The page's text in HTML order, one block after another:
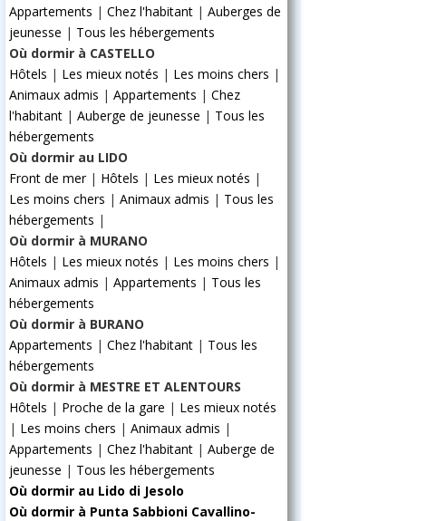
Appartements | Chez l'habitant| Auberges de
jeunesse | Tous les hébergements
Où dormir à CASTELLO
Hôtels | Les mieux notés | Les moins chers |
Animaux admis | Appartements | Chez
l'habitant| Auberge de jeunesse | Tous les
hébergements
Où dormir au LIDO
Front de mer| Hôtels | Les mieux notés |
Les moins chers | Animaux admis | Tous les
hébergements |
Où dormir à MURANO
Hôtels | Les mieux notés | Les moins chers |
Animaux admis | Appartements | Tous les
hébergements
Où dormir à BURANO
Appartements | Chez l'habitant| Tous les
hébergements
Où dormir à MESTRE ET ALENTOURS
Hôtels | Proche de la gare | Les mieux notés
| Les moins chers | Animaux admis |
Appartements | Chez l'habitant| Auberge de
jeunesse | Tous les hébergements
Où dormir au Lido di Jesolo
Où dormir à Punta Sabbioni Cavallino-